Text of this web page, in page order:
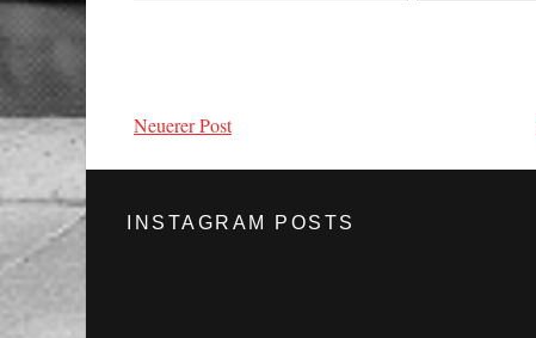
Neuerer Post
INSTAGRAM POSTS